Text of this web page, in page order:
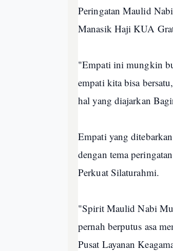
Peringatan Maulid
Manasik Haji KUA
"Empati ini mungkin
empati kita bisa
hal yang diajarkan
Empati yang
dengan tema
Perkuat Silaturahmi.
"Spirit Maulid Nabi
pernah berputus asa
Pusat Layanan